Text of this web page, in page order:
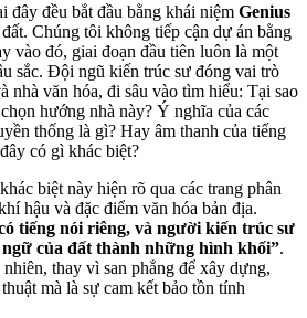
đây đều bắt đầu bằng khái niệm Genius
Chúng tôi không tiếp cận dự án bằng
vào đó, giai đoạn đầu tiên luôn là một
sắc. Đội ngũ kiến trúc sư đóng vai trò
nhà văn hóa, đi sâu vào tìm hiểu: Tại sao
hướng nhà này? Ý nghĩa của các
thống là gì? Hay âm thanh của tiếng
có gì khác biệt?
biệt này hiện rõ qua các trang phân
hậu và đặc điểm văn hóa bản địa.
tiếng nói riêng, và người kiến trúc sư
của đất thành những hình khối”.
thay vì san phẳng để xây dựng,
mà là sự cam kết bảo tồn tính